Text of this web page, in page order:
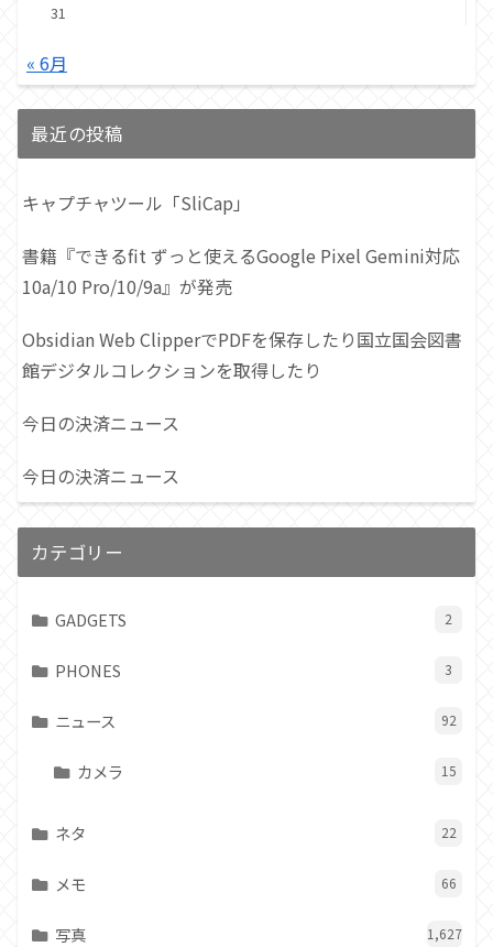
31
« 6月
最近の投稿
キャプチャツール「SliCap」
書籍『できるfit ずっと使えるGoogle Pixel Gemini対応
10a/10 Pro/10/9a』が発売
Obsidian Web ClipperでPDFを保存したり国立国会図書
館デジタルコレクションを取得したり
今日の決済ニュース
今日の決済ニュース
カテゴリー
GADGETS 2
PHONES 3
ニュース 92
カメラ 15
ネタ 22
メモ 66
写真 1,627